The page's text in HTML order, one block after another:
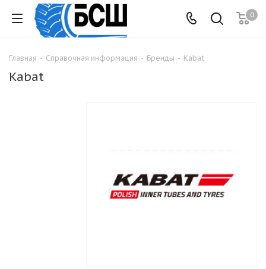
0
Главная - Справочная информация - Бренды - Kabat
Kabat